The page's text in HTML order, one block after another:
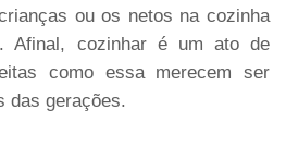
ou os netos na cozinha
Afinal, cozinhar é um ato de
como essa merecem ser
das gerações.